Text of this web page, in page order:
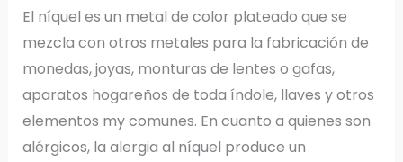
El níquel es un metal de color plateado que se
mezcla con otros metales para la fabricación de
monedas, joyas, monturas de lentes o gafas,
aparatos hogareños de toda índole, llaves y otros
elementos my comunes. En cuanto a quienes son
alérgicos, la alergia al níquel produce un